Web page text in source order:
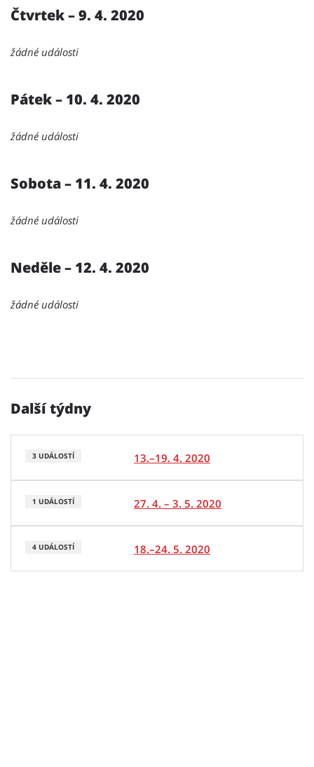
Čtvrtek – 9. 4. 2020
žádné události
Pátek – 10. 4. 2020
žádné události
Sobota – 11. 4. 2020
žádné události
Neděle – 12. 4. 2020
žádné události
Další týdny
3 UDÁLOSTÍ 13.–19. 4. 2020
1 UDÁLOSTÍ 27. 4. – 3. 5. 2020
4 UDÁLOSTÍ 18.–24. 5. 2020